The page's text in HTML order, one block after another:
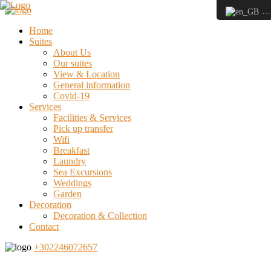
Home
Suites
About Us
Our suites
View & Location
General information
Covid-19
Services
Facilities & Services
Pick up transfer
Wifi
Breakfast
Laundry
Sea Excursions
Weddings
Garden
Decoration
Decoration & Collection
Contact
+302246072657